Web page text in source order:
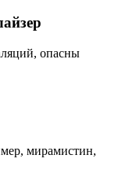
опасны
мирамистин,